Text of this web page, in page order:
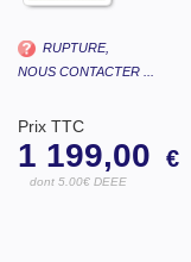
RUPTURE,
NOUS CONTACTER ...
Prix TTC
1 199,00 €
dont 5.00€ DEEE